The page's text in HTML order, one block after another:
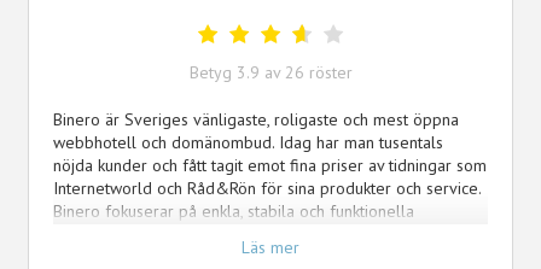
Betyg 3.9 av 26 röster
Binero är Sveriges vänligaste, roligaste och mest öppna
webbhotell och domänombud. Idag har man tusentals
nöjda kunder och fått tagit emot fina priser av tidningar som
Internetworld och Råd&Rön för sina produkter och service.
Binero fokuserar på enkla, stabila och funktionella
billigaste domännamn. Här på Kampanjjakt skall vi se till att
Läs mer